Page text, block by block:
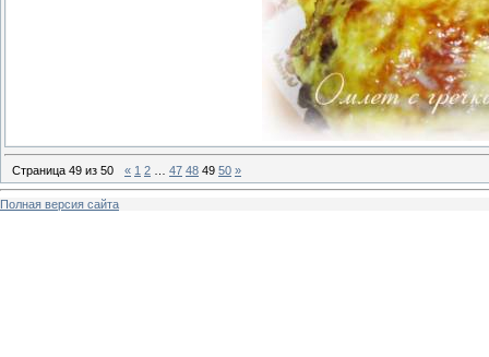
Страница 49 из 50 « 1 2 47 48 49 50 »
Полная версия сайта